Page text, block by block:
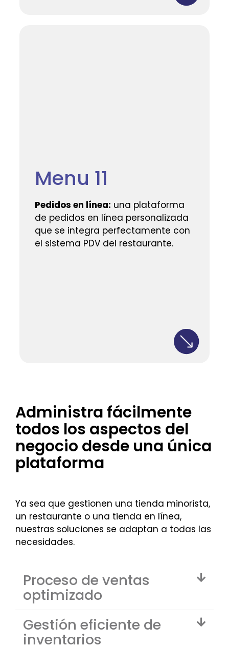
Menu 11
Pedidos en línea: una plataforma
de pedidos en línea personalizada
que se integra perfectamente con
el sistema PDV del restaurante.
Administra fácilmente
todos los aspectos del
negocio desde una única
plataforma
Ya sea que gestionen una tienda minorista,
un restaurante o una tienda en línea,
nuestras soluciones se adaptan a todas las
necesidades.
Proceso de ventas
optimizado
Gestión eficiente de
inventarios